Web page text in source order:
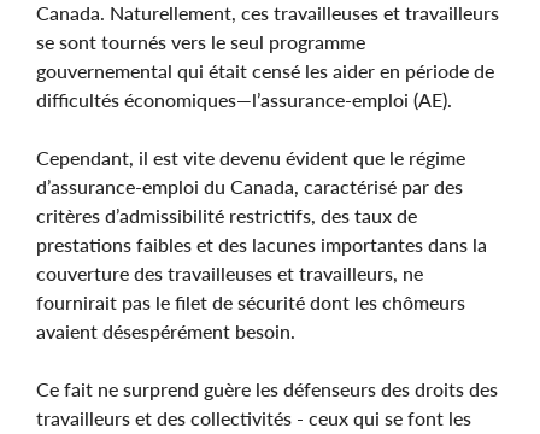
Canada. Naturellement, ces travailleuses et travailleurs
se sont tournés vers le seul programme
gouvernemental qui était censé les aider en période de
difficultés économiques—l’assurance-emploi (AE).
Cependant, il est vite devenu évident que le régime
d’assurance-emploi du Canada, caractérisé par des
critères d’admissibilité restrictifs, des taux de
prestations faibles et des lacunes importantes dans la
couverture des travailleuses et travailleurs, ne
fournirait pas le filet de sécurité dont les chômeurs
avaient désespérément besoin.
Ce fait ne surprend guère les défenseurs des droits des
travailleurs et des collectivités - ceux qui se font les